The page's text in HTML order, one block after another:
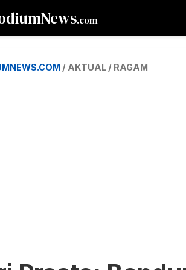
.com
/ AKTUAL / RAGAM